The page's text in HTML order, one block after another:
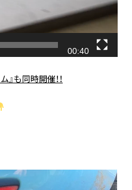
00:40
も同時開催！！